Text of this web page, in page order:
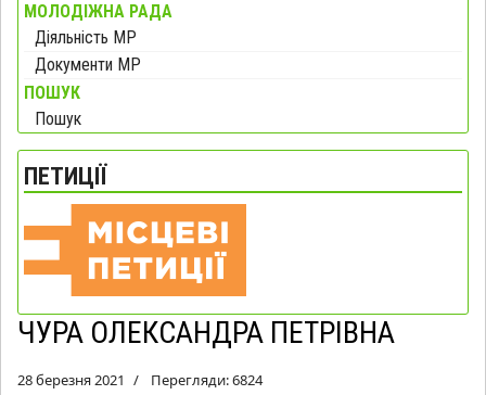
МОЛОДІЖНА РАДА
Діяльність МР
Документи МР
ПОШУК
Пошук
ПЕТИЦІЇ
ЧУРА ОЛЕКСАНДРА ПЕТРІВНА
28 березня 2021 Перегляди: 6824